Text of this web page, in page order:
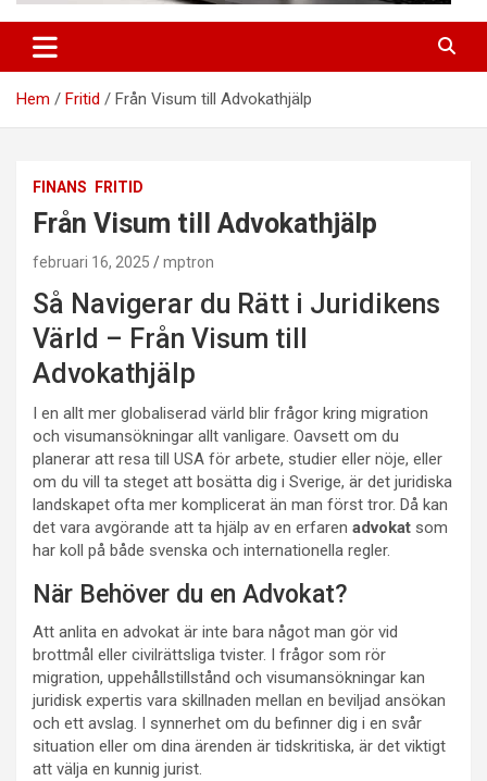
Hem Fritid Från Visum till Advokathjälp
FINANS FRITID
Från Visum till Advokathjälp
februari 16, 2025 mptron
Så Navigerar du Rätt i Juridikens
Värld – Från Visum till
Advokathjälp
I en allt mer globaliserad värld blir frågor kring migration
och visumansökningar allt vanligare. Oavsett om du
planerar att resa till USA för arbete, studier eller nöje, eller
om du vill ta steget att bosätta dig i Sverige, är det juridiska
landskapet ofta mer komplicerat än man först tror. Då kan
det vara avgörande att ta hjälp av en erfaren advokat som
har koll på både svenska och internationella regler.
När Behöver du en Advokat?
Att anlita en advokat är inte bara något man gör vid
brottmål eller civilrättsliga tvister. I frågor som rör
migration, uppehållstillstånd och visumansökningar kan
juridisk expertis vara skillnaden mellan en beviljad ansökan
och ett avslag. I synnerhet om du befinner dig i en svår
situation eller om dina ärenden är tidskritiska, är det viktigt
att välja en kunnig jurist.